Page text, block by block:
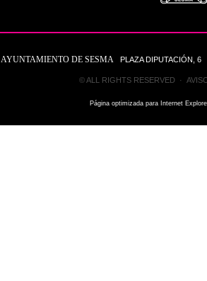
AYUNTAMIENTO DE SESMA PLAZA DIPUTACIÓN, 6
© ALL RIGHTS RESERVED ·
Página optimizada para Internet